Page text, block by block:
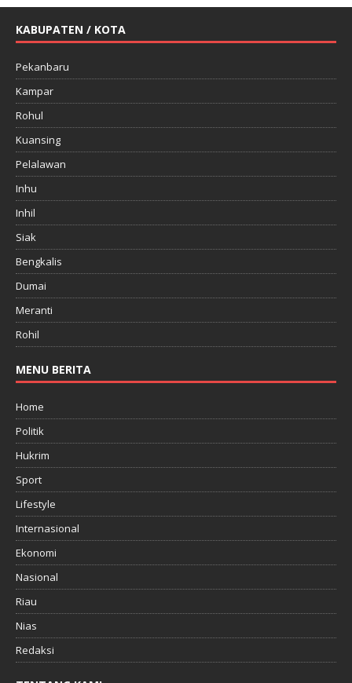
KABUPATEN / KOTA
Pekanbaru
Kampar
Rohul
Kuansing
Pelalawan
Inhu
Inhil
Siak
Bengkalis
Dumai
Meranti
Rohil
MENU BERITA
Home
Politik
Hukrim
Sport
Lifestyle
Internasional
Ekonomi
Nasional
Riau
Nias
Redaksi